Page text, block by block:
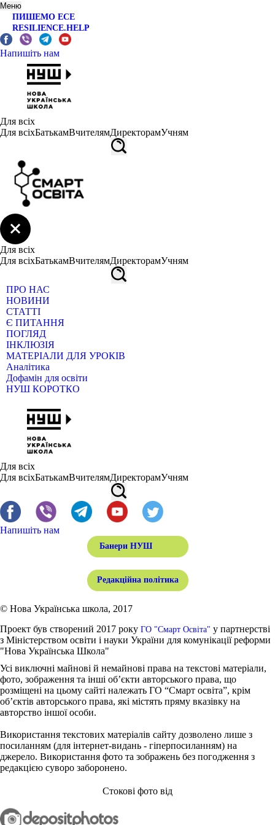
Меню
ПИШЕМО ЕСЕ
RESILIENCE.HELP
Напишіть нам
Для всіх
Для всіхБатькамВчителямДиректорамУчням
Для всіх
Для всіхБатькамВчителямДиректорамУчням
ПРО НАС
НОВИНИ
СТАТТІ
Є ПИТАННЯ
ПОГЛЯД
ІНКЛЮЗІЯ
МАТЕРІАЛИ ДЛЯ УРОКІВ
Аналітика
Дофамін для освіти
НУШ КОРОТКО
Для всіх
Для всіхБатькамВчителямДиректорамУчням
Напишіть нам
Банери НУШ
Редакційна політика
© Нова Українська школа, 2017
Проект був створений 2017 року ГО "Смарт Освіта" у партнерстві
з Міністерством освіти і науки України для комунікації реформи
"Нова Українська Школа"
Усі виключні майнові й немайнові права на текстові матеріали,
фото, зображення та інші об’єкти авторського права, що
розміщені на цьому сайті належать ГО “Смарт освіта”, крім
об’єктів авторського права, які містять пряму вказівку на
авторство іншої особи.
Використання текстових матеріалів сайту дозволено лише з
посиланням (для інтернет-видань - гіперпосиланням) на
джерело. Використання фото та зображень без погодження з
редакцією суворо заборонено.
Стокові фото від